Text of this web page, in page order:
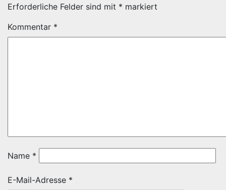
Erforderliche Felder sind mit * markiert
Kommentar *
Name *
E-Mail-Adresse *